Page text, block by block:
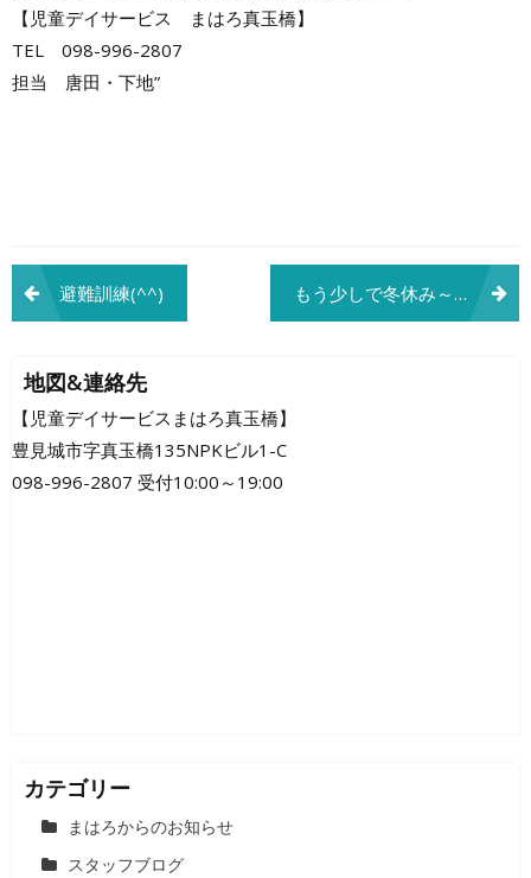
【児童デイサービス まはろ真玉橋】
TEL 098-996-2807
担当 唐田・下地”
投
稿
ナ
ビ
ゲ
避難訓練(^^) もう少しで冬休み～＼(^o^)／
地図&連絡先
【児童デイサービスまはろ真玉橋】
豊見城市字真玉橋135NPKビル1-C
098-996-2807 受付10:00～19:00
カテゴリー
まはろからのお知らせ
スタッフブログ